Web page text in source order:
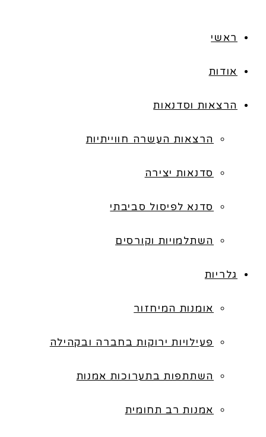
ראשי
אודות
הרצאות וסדנאות
הרצאות העשרה חווייתיות
סדנאות יצירה
סדנא לפיסול סביבתי
השתלמויות וקורסים
גלריות
אומנות המיחזור
פעילויות ירוקות בחברה ובקהילה
השתתפות בתערוכות אמנות
אמנות רב תחומית